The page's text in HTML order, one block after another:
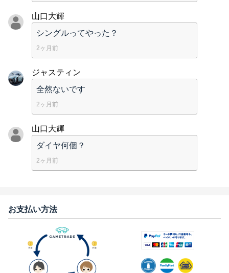
山口大輝
シングルってやった？
2ヶ月前
ジャスティン
全然ないです
2ヶ月前
山口大輝
ダイヤ何個？
2ヶ月前
お支払い方法